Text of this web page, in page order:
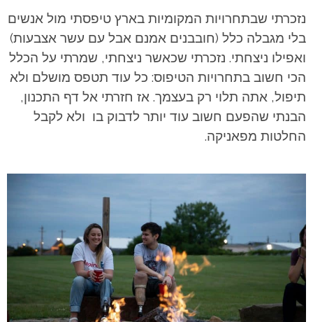
נזכרתי שבתחרויות המקומיות בארץ טיפסתי מול אנשים
בלי מגבלה כלל (חובבנים אמנם אבל עם עשר אצבעות)
ואפילו ניצחתי. נזכרתי שכאשר ניצחתי, שמרתי על הכלל
הכי חשוב בתחרויות הטיפוס: כל עוד תטפס מושלם ולא
תיפול, אתה תלוי רק בעצמך. אז חזרתי אל דף התכנון,
הבנתי שהפעם חשוב עוד יותר לדבוק בו ולא לקבל
החלטות מפאניקה.